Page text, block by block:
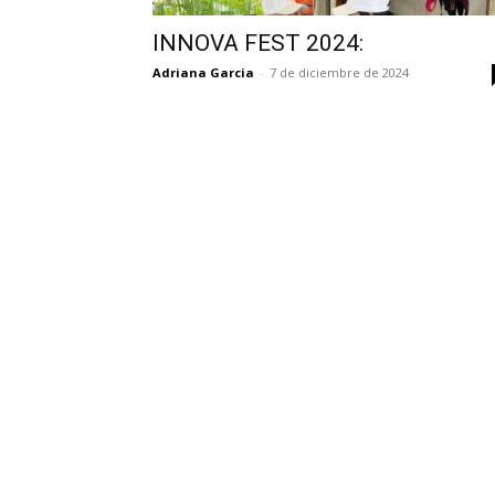
INNOVA FEST 2024:
Adriana Garcia - 7 de diciembre de 2024